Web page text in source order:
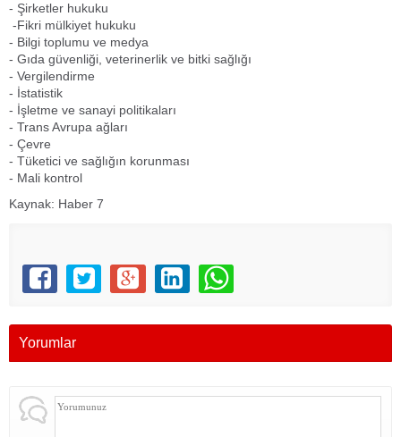
- Şirketler hukuku
-Fikri mülkiyet hukuku
- Bilgi toplumu ve medya
- Gıda güvenliği, veterinerlik ve bitki sağlığı
- Vergilendirme
- İstatistik
- İşletme ve sanayi politikaları
- Trans Avrupa ağları
- Çevre
- Tüketici ve sağlığın korunması
- Mali kontrol
Kaynak: Haber 7
Yorumlar